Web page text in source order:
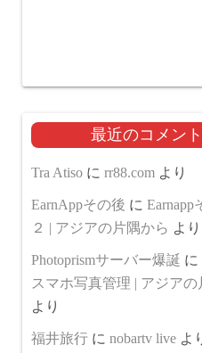
最近のコメント
Tra Atiso に rr88.com より
EarnAppその後 に
２ | アジアの片隅から より
Photoprismサーバー爆誕 に
スマホ写真管理 | アジアの
より
福井旅行 に nobartv live よ